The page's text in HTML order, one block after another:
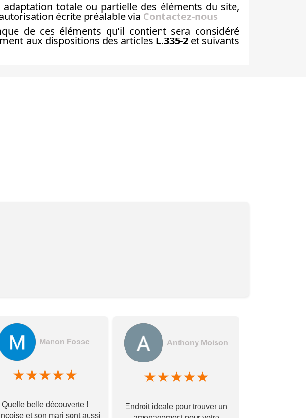
totale ou partielle des éléments du site,
écrite préalable via Contactez-nous
de ces éléments qu’il contient sera considéré
aux dispositions des articles L.335-2et suivants
Manon Fosse
★★★★★
Quelle belle découverte !
et son mari sont aussi
Anthony Moison
★★★★★
Endroit ideale pour trouver un